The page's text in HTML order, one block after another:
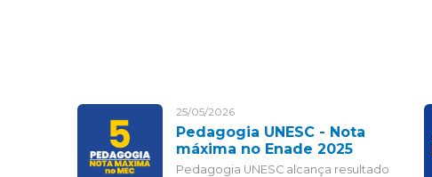
25/05/2026
Pedagogia UNESC - Nota
máxima no Enade 2025
Pedagogia UNESC alcança resultado